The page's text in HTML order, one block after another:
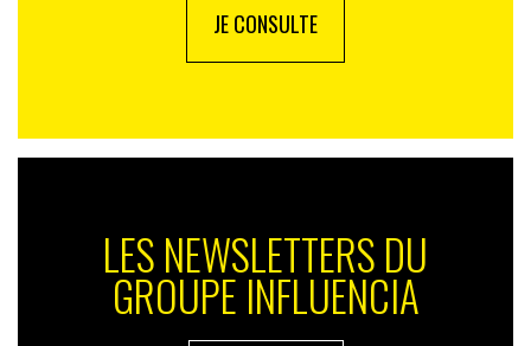
JE CONSULTE
LES NEWSLETTERS DU
GROUPE INFLUENCIA